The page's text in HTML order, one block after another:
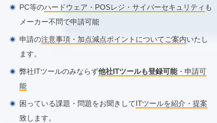
PC等のハードウェア・POSレジ・サイバーセキュリティ も
メーカー不問で申請可能
申請の注意事項・加点減点ポイントについてご案内いたし
ます。
弊社ITツールのみならず他社ITツールも登録可能・申請可
能
困っている課題・問題をお聞きしてITツールを紹介・提案
致します。